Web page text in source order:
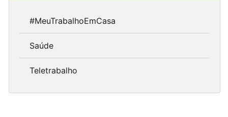
#MeuTrabalhoEmCasa
Saúde
Teletrabalho